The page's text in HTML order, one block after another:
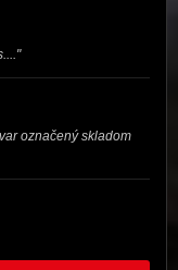
označený skladom